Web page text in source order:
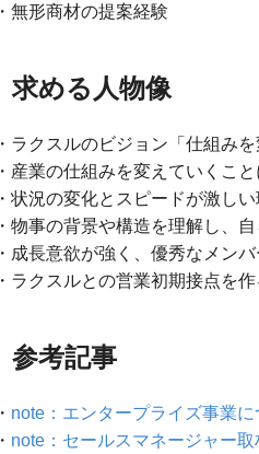
・無形商材の提案経験
求める人物像
・ラクスルのビジョン「仕組み
・産業の仕組みを変えていくこ
・状況の変化とスピードが激し
・物事の背景や構造を理解し、
・成長意欲が強く、優秀なメン
・ラクスルとの営業初期接点を
参考記事
・ note：エンタープライズ事業に
・ note：セールスマネージャー取